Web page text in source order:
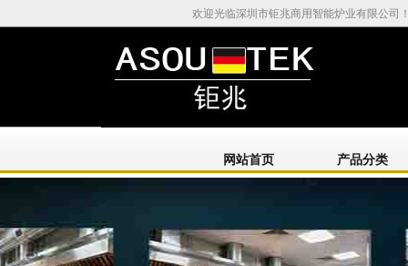
欢迎光临深圳市钜兆商用智能炉业有限公司
网站首页 产品分类